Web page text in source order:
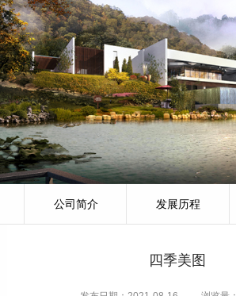
公司简介 发展历程
四季美图